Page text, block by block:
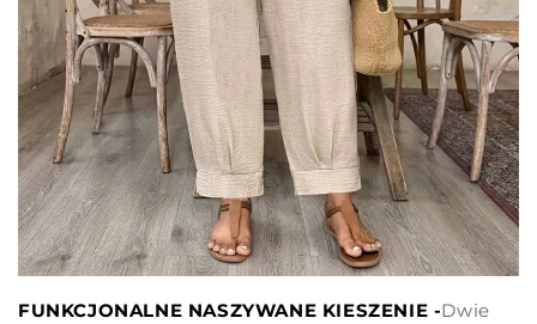
FUNKCJONALNE NASZYWANE KIESZENIE -Dwie